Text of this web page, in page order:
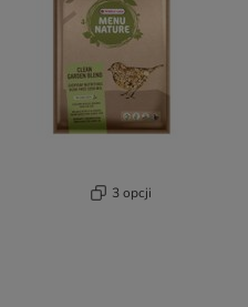
3 opcji